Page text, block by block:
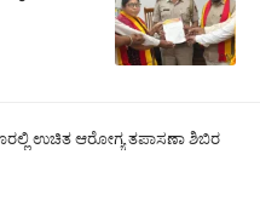
ಉಚಿತ ಆರೋಗ್ಯ ತಪಾಸಣಾ ಶಿಬಿರ